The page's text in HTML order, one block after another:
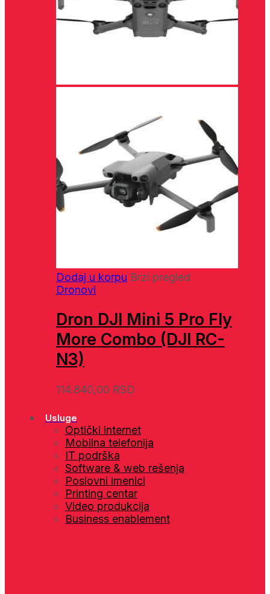
Dodaj u korpu Brzi pregled
Dronovi
Dron DJI Mini 5 Pro Fly
More Combo (DJI RC-
N3)
114.840,00 RSD
Usluge
Optički internet
Mobilna telefonija
IT podrška
Software & web rešenja
Poslovni imenici
Printing centar
Video produkcija
Business enablement